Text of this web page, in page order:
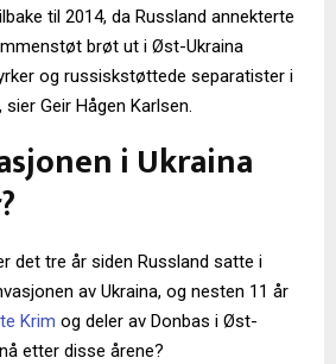
til 2014, da Russland annekterte
brøt ut i Øst-Ukraina
og russiskstøttede separatister i
, sier Geir Hågen Karlsen.
i Ukraina
det tre år siden Russland satte i
av Ukraina, og nesten 11 år
Krim og deler av Donbas i Øst-
etter disse årene?